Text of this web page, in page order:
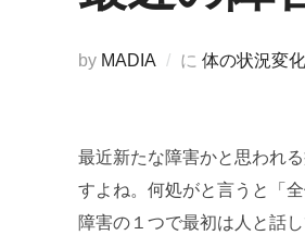
by MADIA に 体の状況変
最近新たな障害かと思われ
すよね。何処がと言うと「
障害の１つで最初は人と話